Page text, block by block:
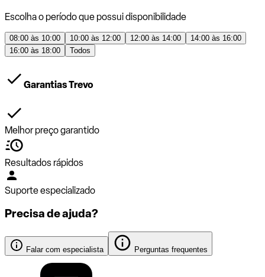
Escolha o período que possui disponibilidade
08:00 às 10:00 10:00 às 12:00 12:00 às 14:00
14:00 às 16:00
16:00 às 18:00
Todos
Garantias Trevo
Melhor preço garantido
Resultados rápidos
Suporte especializado
Precisa de ajuda?
Falar com especialista Perguntas frequentes